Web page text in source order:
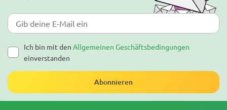
Ich bin mit den Allgemeinen Geschäftsbedingungen
einverstanden
Abonnieren